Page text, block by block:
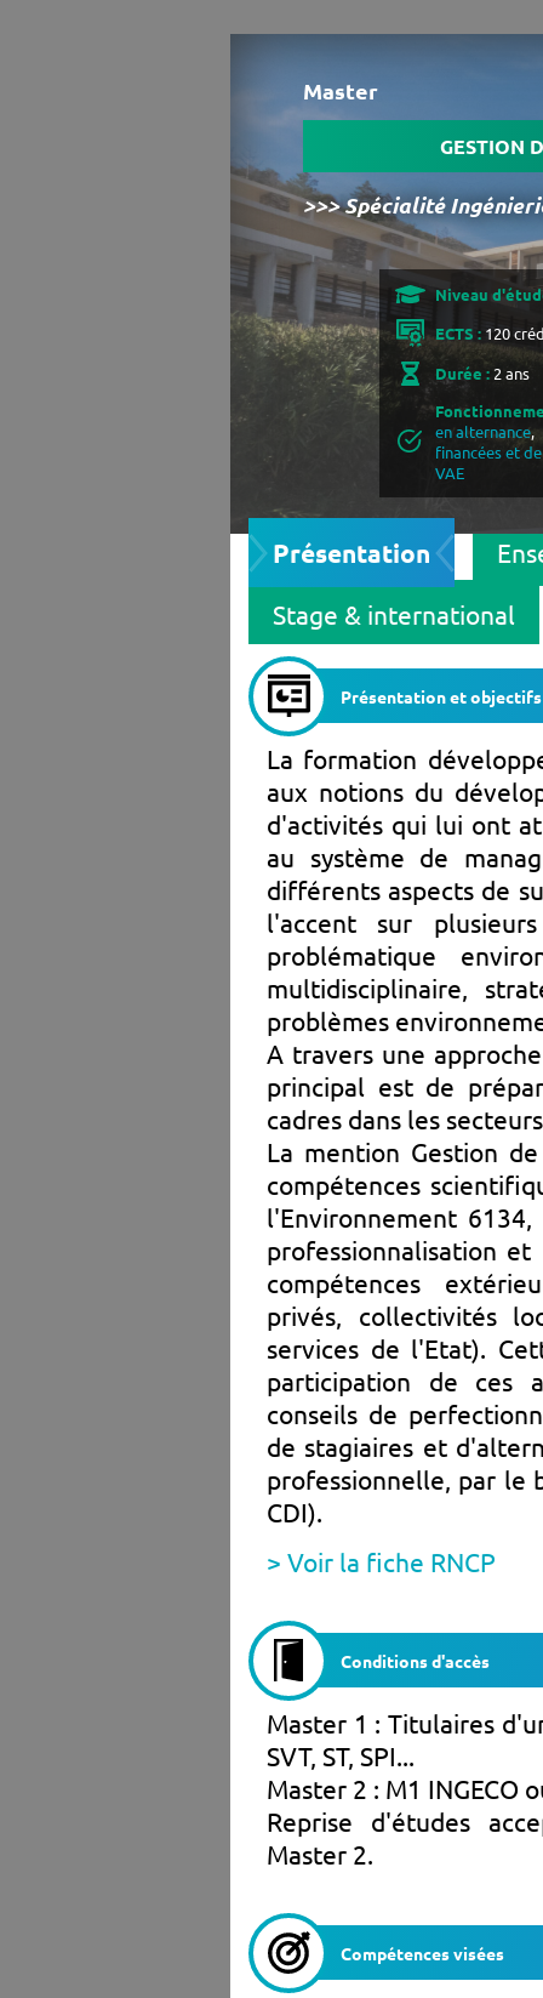
Master
GESTION
>>> Spécialité
Niveau
ECTS :120
Durée :2 ans
en alternance,
financées et
VAE
Présentation
Stage & international
Présentation et objectifs
La formation
aux notions du
d'activités qui lui ont
au système de
différents aspects de
l'accent sur
problématique
multidisciplinaire,
problèmes
A travers une
principal est de
cadres dans les
La mention Gestion
compétences
l'Environnement
professionnalisation
compétences
privés, collectivités
services de l'Etat).
participation de ces
conseils de
de stagiaires et
professionnelle, par le
CDI).
> Voir la fiche RNCP
Conditions d'accès
Master 1 : Titulaires
SVT, ST, SPI...
Master 2 : M1 INGECO
Reprise d'études
Master 2.
Compétences visées